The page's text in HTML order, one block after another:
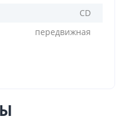
CD
передвижная